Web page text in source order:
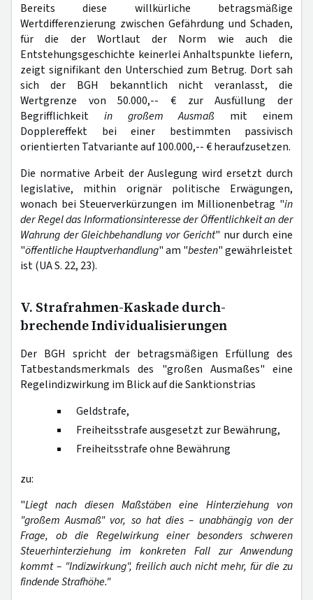
Bereits diese willkürliche betragsmäßige
Wertdifferenzierung zwischen Gefährdung und Schaden,
für die der Wortlaut der Norm wie auch die
Entstehungsgeschichte keinerlei Anhaltspunkte liefern,
zeigt signifikant den Unterschied zum Betrug. Dort sah
sich der BGH bekanntlich nicht veranlasst, die
Wertgrenze von 50.000,-- € zur Ausfüllung der
Begrifflichkeit in großem Ausmaß mit einem
Dopplereffekt bei einer bestimmten passivisch
orientierten Tatvariante auf 100.000,-- € heraufzusetzen.
Die normative Arbeit der Auslegung wird ersetzt durch
legislative, mithin orignär politische Erwägungen,
wonach bei Steuerverkürzungen im Millionenbetrag "in
der Regel das Informationsinteresse der Öffentlichkeit an der
Wahrung der Gleichbehandlung vor Gericht" nur durch eine
"öffentliche Hauptverhandlung" am "besten" gewährleistet
ist (UA S. 22, 23).
V. Strafrahmen-Kaskade durch-
brechende Individualisierungen
Der BGH spricht der betragsmäßigen Erfüllung des
Tatbestandsmerkmals des "großen Ausmaßes" eine
Regelindizwirkung im Blick auf die Sanktionstrias
Geldstrafe,
Freiheitsstrafe ausgesetzt zur Bewährung,
Freiheitsstrafe ohne Bewährung
zu:
"Liegt nach diesen Maßstäben eine Hinterziehung von
"großem Ausmaß" vor, so hat dies – unabhängig von der
Frage, ob die Regelwirkung einer besonders schweren
Steuerhinterziehung im konkreten Fall zur Anwendung
kommt – "Indizwirkung", freilich auch nicht mehr, für die zu
findende Strafhöhe."